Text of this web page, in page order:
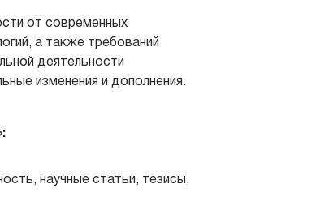
от современных
а также требований
деятельности
изменения и дополнения.
научные статьи, тезисы,